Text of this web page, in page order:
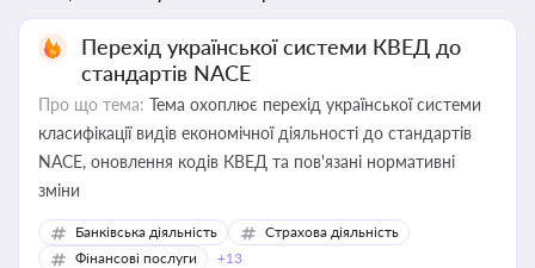
Перехід української системи КВЕД до
стандартів NACE
Про що тема: Тема охоплює перехід української системи
класифікації видів економічної діяльності до стандартів
NACE, оновлення кодів КВЕД та пов'язані нормативні
зміни
Банківська діяльність
Страхова діяльність
Фінансові послуги
+13